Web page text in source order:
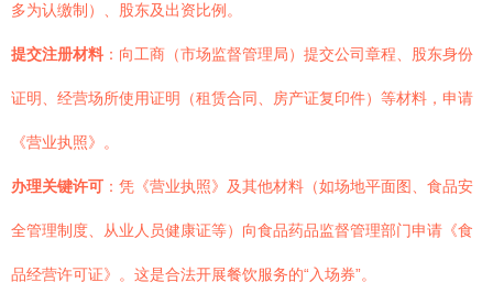
多为认缴制）、股东及出资比例。
提交注册材料 ：向工商（市场监督管理局）提交公司章程、股东身份
证明、经营场所使用证明（租赁合同、房产证复印件）等材料，申请
《营业执照》。
办理关键许可 ：凭《营业执照》及其他材料（如场地平面图、食品安
全管理制度、从业人员健康证等）向食品药品监督管理部门申请《食
品经营许可证》。这是合法开展餐饮服务的“入场券”。